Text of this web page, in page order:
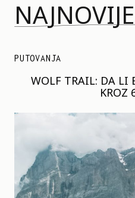
NAJNOVIJE
PUTOVANJA
WOLF TRAIL: DA LI
KROZ